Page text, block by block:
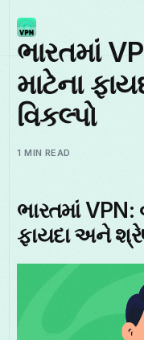
ભારતમાં
માટેના
વિકલ્પો
1 MIN READ
ભારતમાં VPN:
ફાયદા અને